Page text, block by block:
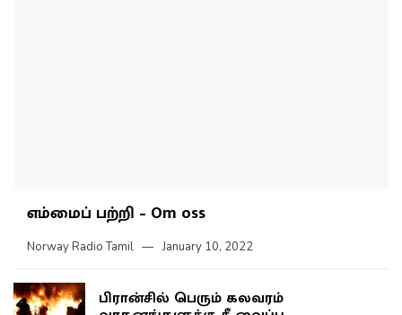
எம்மைப் பற்றி – Om oss
Norway Radio Tamil January 10, 2022
பிரான்சில் பெரும் கலவரம்